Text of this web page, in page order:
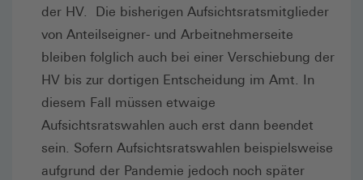
der HV. Die bisherigen Aufsichtsratsmitglieder
von Anteilseigner- und Arbeitnehmerseite
bleiben folglich auch bei einer Verschiebung der
HV bis zur dortigen Entscheidung im Amt. In
diesem Fall müssen etwaige
Aufsichtsratswahlen auch erst dann beendet
sein. Sofern Aufsichtsratswahlen beispielsweise
aufgrund der Pandemie jedoch noch später